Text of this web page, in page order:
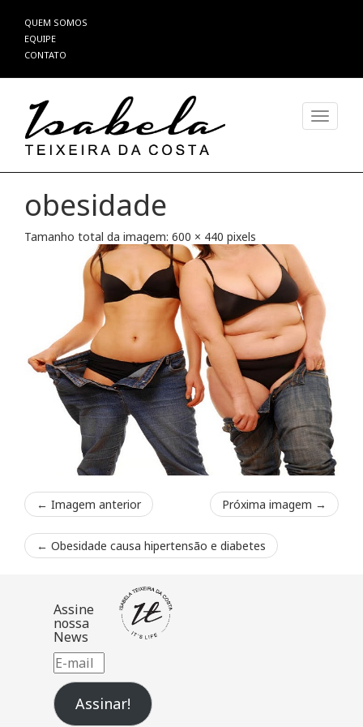
Pular
para
o
QUEM SOMOS
EQUIPE
CONTATO
obesidade
Tamanho total da imagem: 600 × 440 pixels
← Imagem anterior Próxima imagem →
← Obesidade causa hipertensão e diabetes
Assine
nossa
News
E-
mail
Assinar!